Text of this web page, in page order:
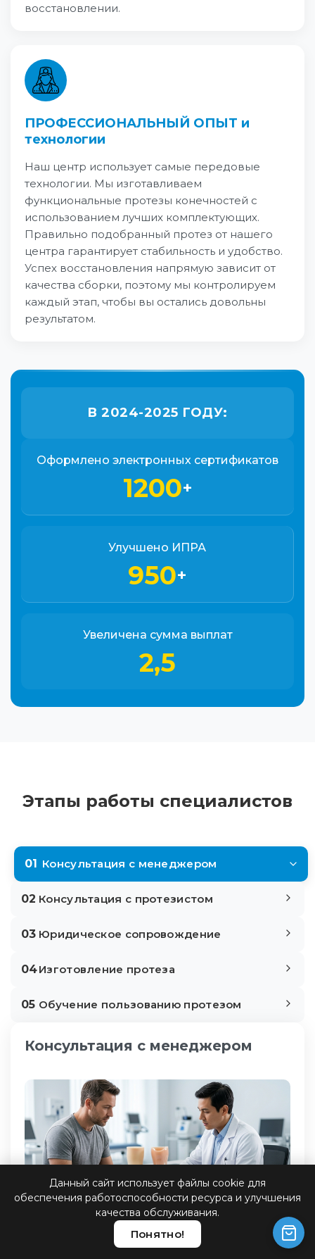
восстановлении.
ПРОФЕССИОНАЛЬНЫЙ ОПЫТ и
технологии
Наш центр использует самые передовые
технологии. Мы изготавливаем
функциональные протезы конечностей с
использованием лучших комплектующих.
Правильно подобранный протез от нашего
центра гарантирует стабильность и удобство.
Успех восстановления напрямую зависит от
качества сборки, поэтому мы контролируем
каждый этап, чтобы вы остались довольны
результатом.
В 2024-2025 ГОДУ:
Оформлено электронных сертификатов
1200+
Улучшено ИПРА
950+
Увеличена сумма выплат
2,5
Этапы работы специалистов
01 Консультация с менеджером
02 Консультация с протезистом
03 Юридическое сопровождение
04Изготовление протеза
05 Обучение пользованию протезом
Консультация с менеджером
Данный сайт использует файлы cookie для
обеспечения работоспособности ресурса и улучшения
качества обслуживания.
Понятно!